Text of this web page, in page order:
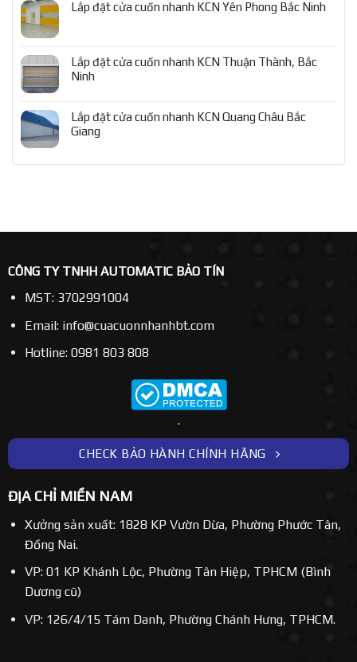
Lắp đặt cửa cuốn nhanh KCN Yên Phong Bắc Ninh
Lắp đặt cửa cuốn nhanh KCN Thuận Thành, Bắc
Ninh
Lắp đặt cửa cuốn nhanh KCN Quang Châu Bắc
Giang
CÔNG TY TNHH AUTOMATIC BẢO TÍN
MST: 3702991004
Email: info@cuacuonnhanhbt.com
Hotline: 0981 803 808
.
CHECK BẢO HÀNH CHÍNH HÃNG
ĐỊA CHỈ MIỀN NAM
Xưởng sản xuất: 1828 KP Vườn Dừa, Phường Phước Tân,
Đồng Nai.
VP: 01 KP Khánh Lộc, Phường Tân Hiệp, TPHCM (Bình
Dương cũ)
VP: 126/4/15 Tám Danh, Phường Chánh Hưng, TPHCM.